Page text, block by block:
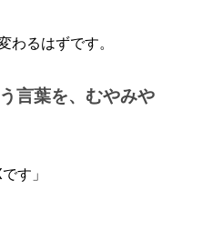
るはずです。
言葉を、むやみや
す」